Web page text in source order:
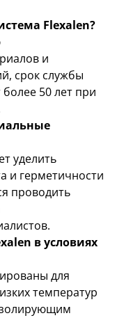
Flexalen?
и
срок службы
более 50 лет при
уделить
и герметичности
проводить
в условиях
для
температур